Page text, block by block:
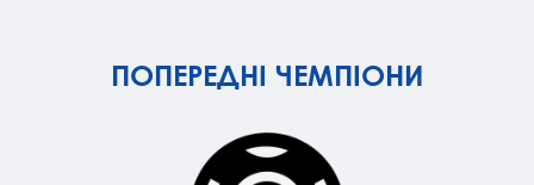
ПОПЕРЕДНІ ЧЕМПІОНИ